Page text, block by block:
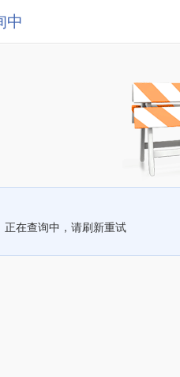
中
正在查询中，请刷新重试